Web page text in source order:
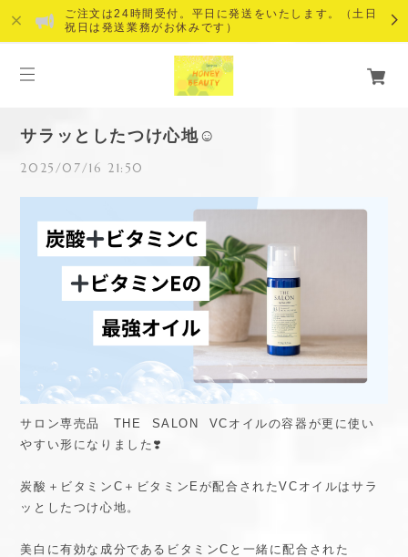
ご注文は24時間受付。平日に発送をいたします。（土日
祝日は発送業務がお休みです）
サラッとしたつけ心地☺️
2025/07/16 21:50
サロン専売品 THE SALON VCオイルの容器が更に使い
やすい形になりました❣️
炭酸＋ビタミンC＋ビタミンEが配合されたVCオイルはサラ
ッとしたつけ心地。
美白に有効な成分であるビタミンCと一緒に配合された